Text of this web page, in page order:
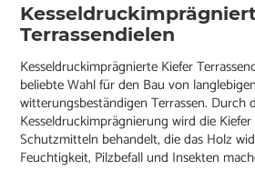
Terrassendielen
Kesseldruckimprägnierte Kiefer
beliebte Wahl für den Bau von
witterungsbeständigen Terrassen. Durch
Kesseldruckimprägnierung wird die
Schutzmitteln behandelt, die das Holz
Feuchtigkeit, Pilzbefall und Insekten